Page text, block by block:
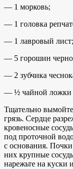
— 1 морковь;
— 1 головка
— 1 лавровый лист;
— 5 горошин
— 2 зубчика
— ½ чайной ложки
Тщательно
грязь. Сердце
кровеносные
под проточной
с основания. Почки
них крупные
нарежьте на куски